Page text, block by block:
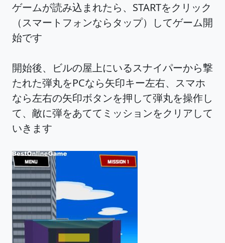
ゲームが読み込まれたら、STARTをクリック
（スマートフォンならタップ）してゲーム開
始です
開始後、ビルの屋上にいるスナイパーから撃
たれた弾丸をPCなら矢印キー左右、スマホ
なら左右の矢印ボタンを押して弾丸を操作し
て、敵に弾をあててミッションをクリアして
いきます